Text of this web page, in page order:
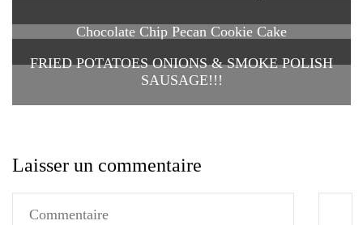
Chocolate Chip Pecan Cookie Cake
FRIED POTATOES ONIONS & SMOKE POLISH
SAUSAGE!!!
Laisser un commentaire